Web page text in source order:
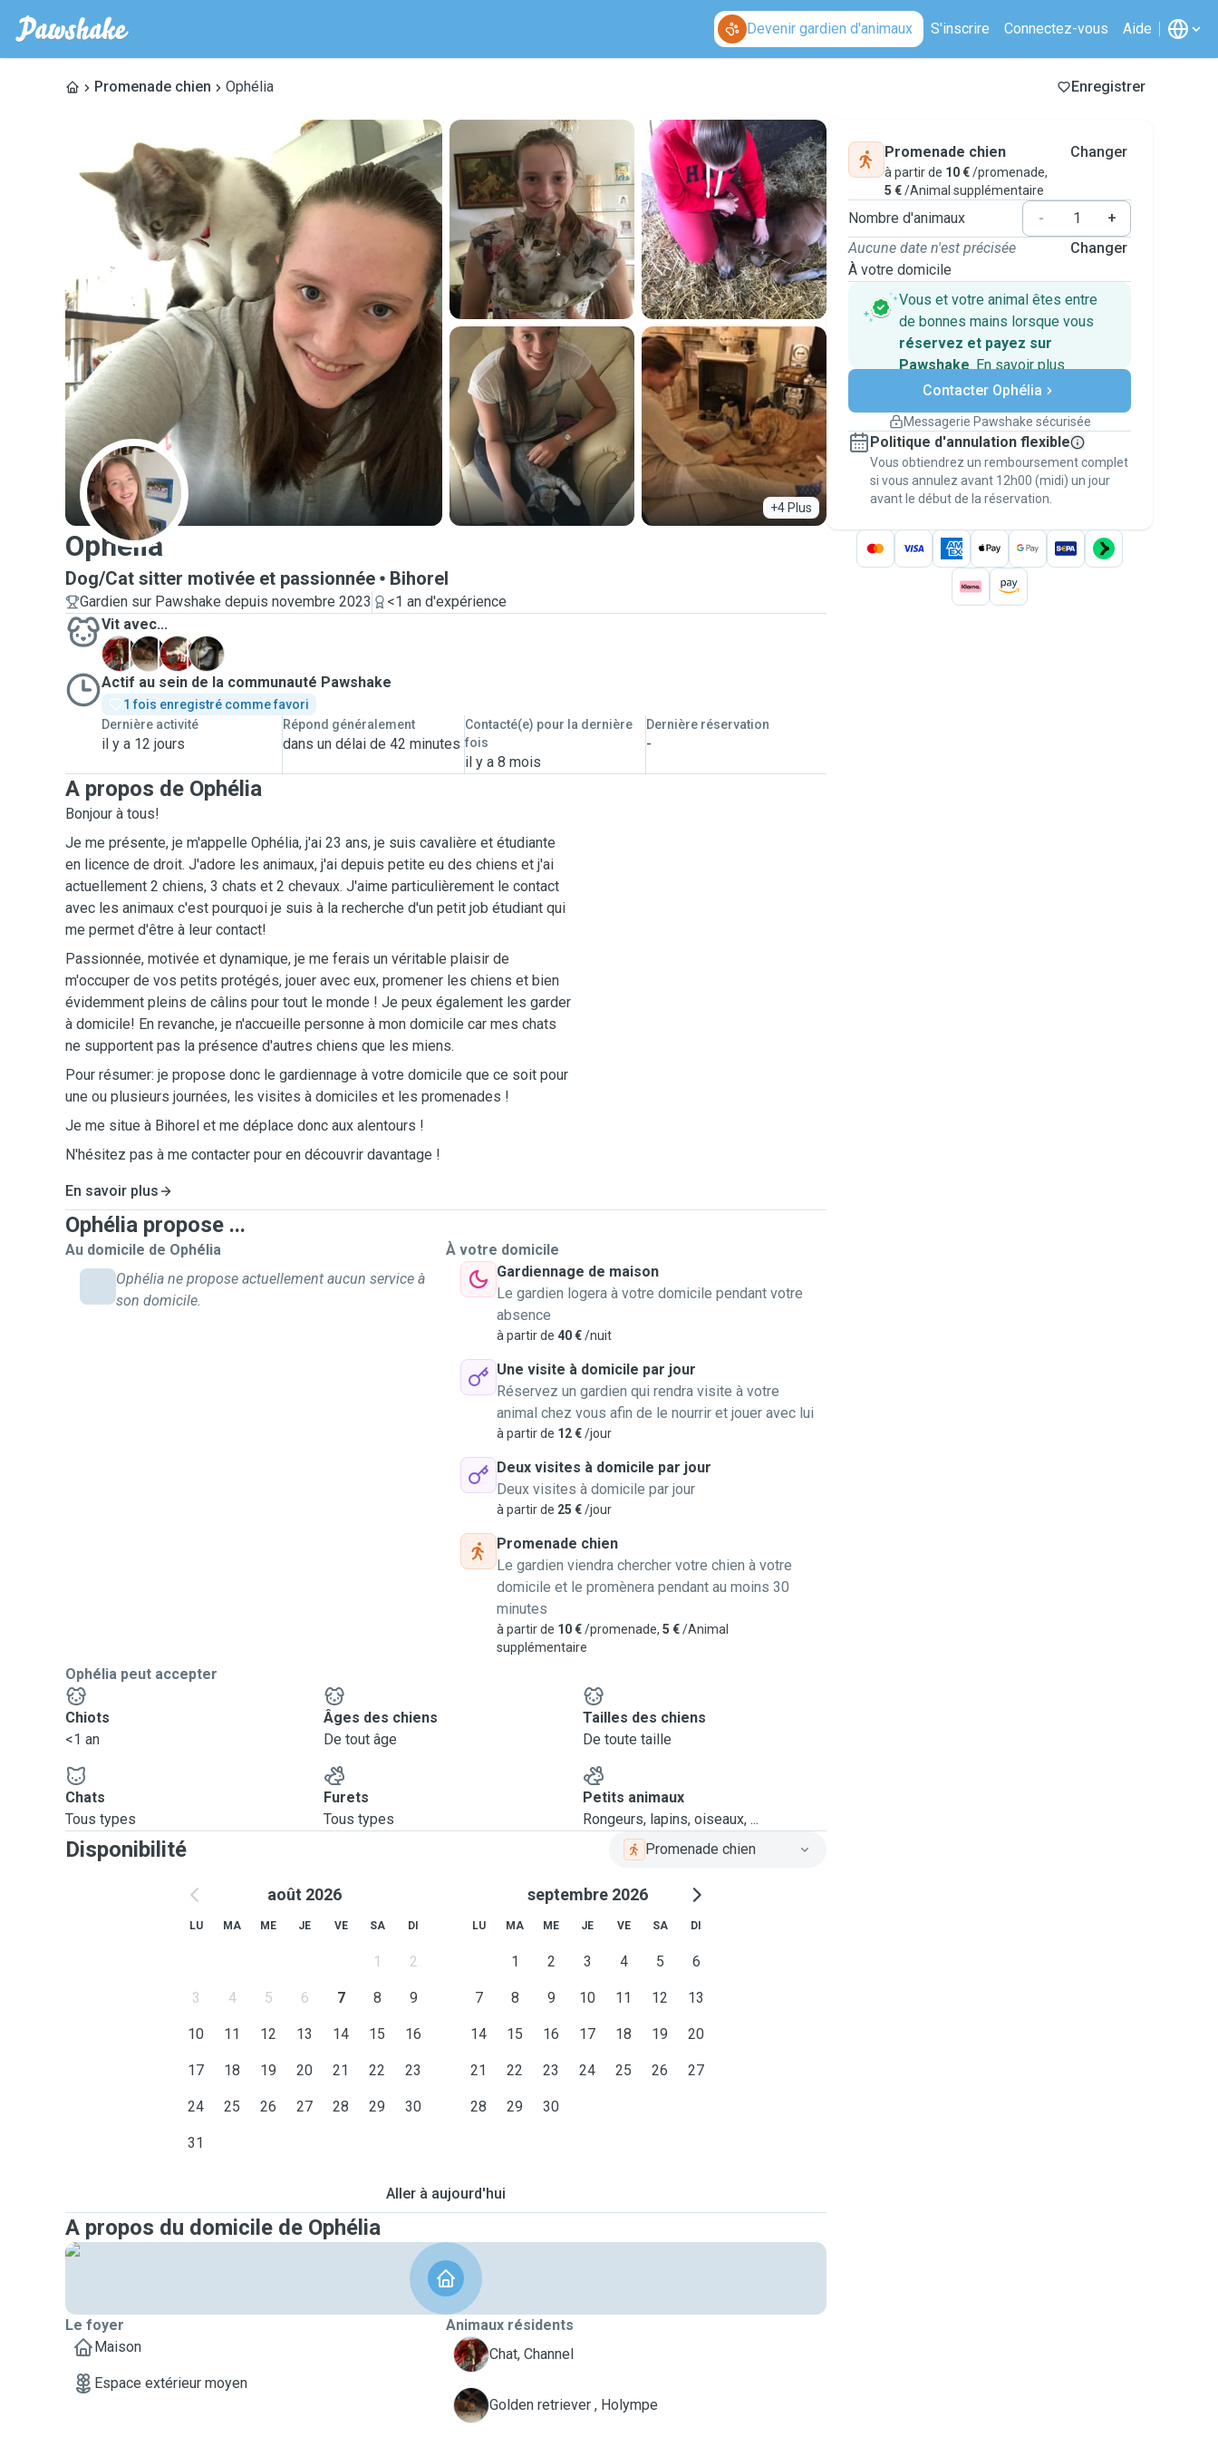
Devenir gardien d'animaux S'inscrire Connectez-vous Aide
Promenade chien Ophélia Enregistrer
+4 Plus
O
Ophélia
Dog/Cat sitter motivée et passionnée Bihorel
Gardien sur Pawshake depuis novembre 2023
<1 an d'expérience
Vit avec...
C
H P
T
Actif au sein de la communauté Pawshake
1 fois enregistré comme favori
Dernière activité
il y a 12 jours
Répond généralement
dans un délai de 42 minutes
Contacté(e) pour la dernière
fois
il y a 8 mois
Dernière réservation
-
A propos de Ophélia
Bonjour à tous!
Je me présente, je m'appelle Ophélia, j'ai 23 ans, je suis cavalière et étudiante
en licence de droit. J'adore les animaux, j'ai depuis petite eu des chiens et j'ai
actuellement 2 chiens, 3 chats et 2 chevaux. J'aime particulièrement le contact
avec les animaux c'est pourquoi je suis à la recherche d'un petit job étudiant qui
me permet d'être à leur contact!
Passionnée, motivée et dynamique, je me ferais un véritable plaisir de
m'occuper de vos petits protégés, jouer avec eux, promener les chiens et bien
évidemment pleins de câlins pour tout le monde ! Je peux également les garder
à domicile! En revanche, je n'accueille personne à mon domicile car mes chats
ne supportent pas la présence d'autres chiens que les miens.
Pour résumer: je propose donc le gardiennage à votre domicile que ce soit pour
une ou plusieurs journées, les visites à domiciles et les promenades !
Je me situe à Bihorel et me déplace donc aux alentours !
N'hésitez pas à me contacter pour en découvrir davantage !
En savoir plus
Ophélia propose ...
Au domicile de Ophélia
Ophélia ne propose actuellement aucun service à
son domicile.
À votre domicile
Gardiennage de maison
Le gardien logera à votre domicile pendant votre
absence
à partir de 40 €/nuit
Une visite à domicile par jour
Réservez un gardien qui rendra visite à votre
animal chez vous afin de le nourrir et jouer avec lui
à partir de 12 €/jour
Deux visites à domicile par jour
Deux visites à domicile par jour
à partir de 25 €/jour
Promenade chien
Le gardien viendra chercher votre chien à votre
domicile et le promènera pendant au moins 30
minutes
à partir de 10 €/promenade, 5 €/Animal
supplémentaire
Ophélia peut accepter
Chiots
<1 an
Âges des chiens
De tout âge
Tailles des chiens
De toute taille
Chats
Tous types
Furets
Tous types
Petits animaux
Rongeurs, lapins, oiseaux, ...
Disponibilité Promenade chien
août 2026
LU MA ME JE VE SA DI
1 2
3 4 5 6 7 8 9
10 11 12 13 14 15 16
17 18 19 20 21 22 23
24 25 26 27 28 29 30
31
septembre 2026
LU MA ME JE VE SA DI
1 2 3 4 5 6
7 8 9 10 11 12 13
14 15 16 17 18 19 20
21 22 23 24 25 26 27
28 29 30
Aller à aujourd'hui
A propos du domicile de Ophélia
Le foyer
Maison
Espace extérieur moyen
Animaux résidents
C
Chat, Channel
H Golden retriever , Holympe
Promenade chien
à partir de 10 €/promenade,
5 €/Animal supplémentaire
Changer
Nombre d'animaux -
+
Aucune date n'est précisée
À votre domicile
Changer
Vous et votre animal êtes entre
de bonnes mains lorsque vous
réservez et payez sur
Pawshake. En savoir plus
Paiements sécurisés
Assistance en cas de
Réservations couvertes par
nos garanties
Gardez tout sur Pawshake (du premier
message au paiement) pour bénéficier de la
Garantie Pawshake.
Contacter Ophélia
Messagerie Pawshake sécurisée
Politique d'annulation flexible
Vous obtiendrez un remboursement complet
si vous annulez avant 12h00 (midi) un jour
avant le début de la réservation.